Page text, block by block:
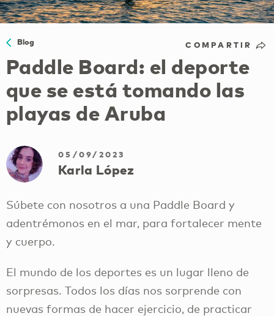
Blog COMPARTIR
Paddle Board: el deporte
que se está tomando las
playas de Aruba
05/09/2023
Karla López
Súbete con nosotros a una Paddle Board y
adentrémonos en el mar, para fortalecer mente
y cuerpo.
El mundo de los deportes es un lugar lleno de
sorpresas. Todos los días nos sorprende con
nuevas formas de hacer ejercicio, de practicar